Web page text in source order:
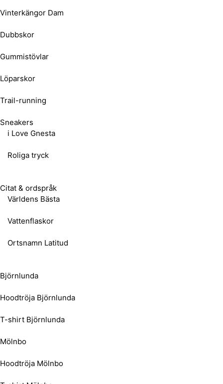
Vinterkängor Dam
Dubbskor
Gummistövlar
Löparskor
Trail-running
Sneakers
i Love Gnesta
Roliga tryck
Citat & ordspråk
Världens Bästa
Vattenflaskor
Ortsnamn Latitud
Björnlunda
Hoodtröja Björnlunda
T-shirt Björnlunda
Mölnbo
Hoodtröja Mölnbo